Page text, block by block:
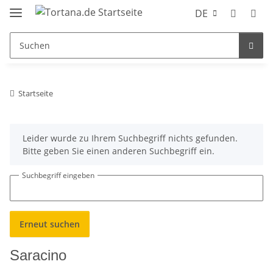
DE
Startseite
xLeider wurde zu Ihrem Suchbegriff nichts gefunden.
Bitte geben Sie einen anderen Suchbegriff ein.
Suchbegriff eingeben
Erneut suchen
Saracino